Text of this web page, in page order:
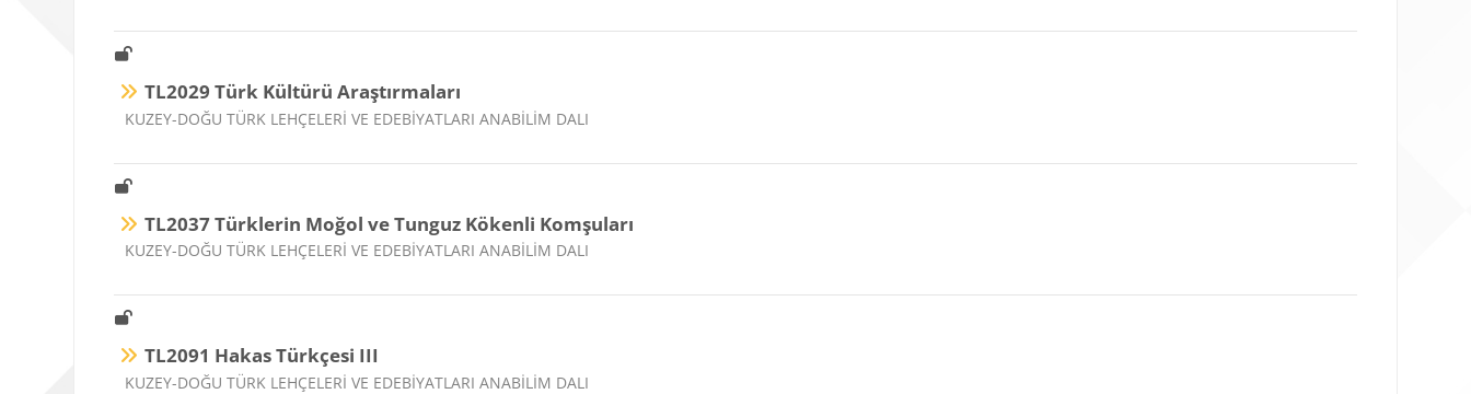
TL2029 Türk Kültürü Araştırmaları
Ders kategorisi
KUZEY-DOĞU TÜRK LEHÇELERİ VE EDEBİYATLARI ANABİLİM DALI
TL2037 Türklerin Moğol ve Tunguz Kökenli Komşuları
Ders kategorisi
KUZEY-DOĞU TÜRK LEHÇELERİ VE EDEBİYATLARI ANABİLİM DALI
TL2091 Hakas Türkçesi III
Ders kategorisi
KUZEY-DOĞU TÜRK LEHÇELERİ VE EDEBİYATLARI ANABİLİM DALI